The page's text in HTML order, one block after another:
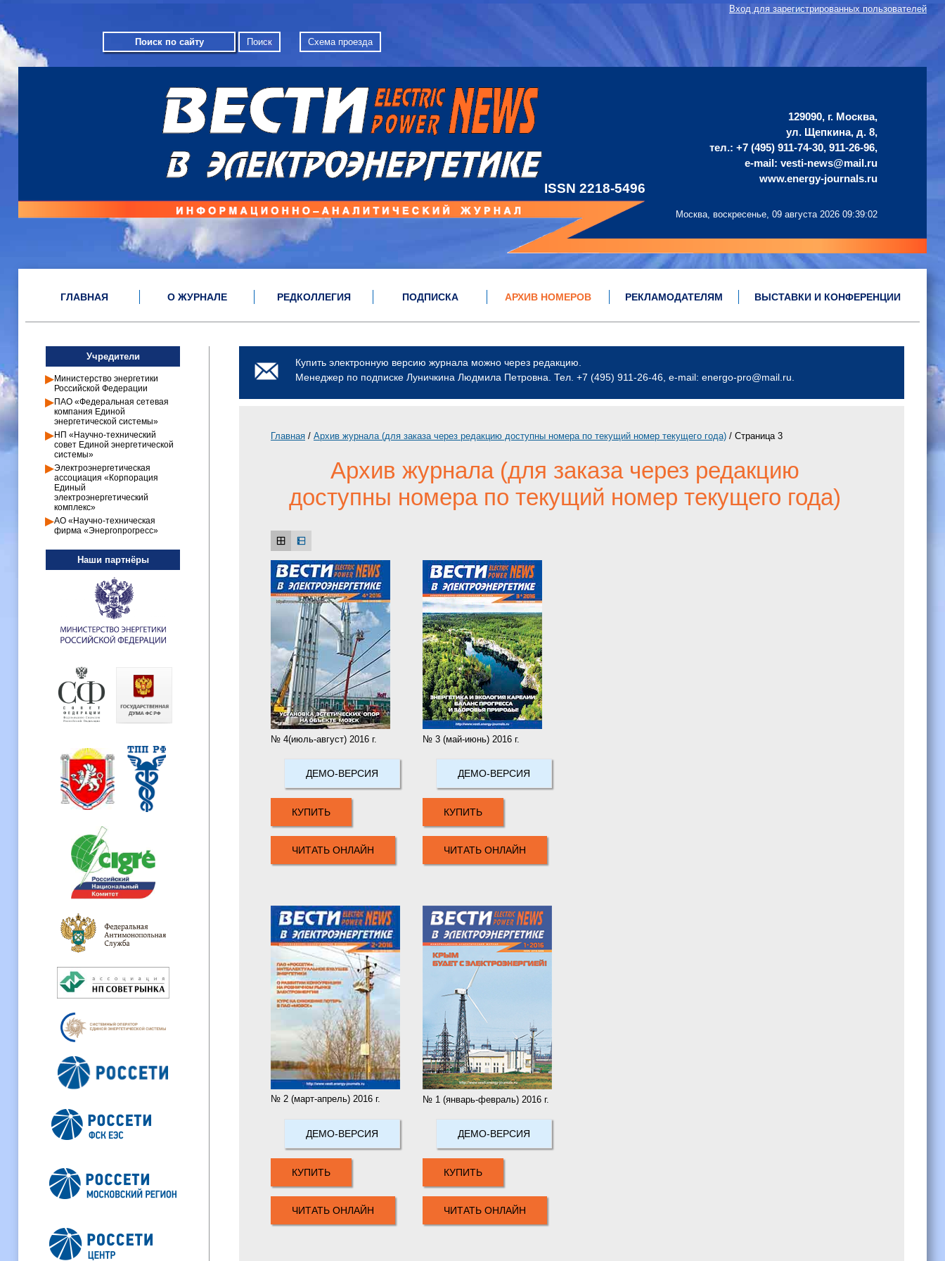
Схема проезда
Вход для зарегистрированных пользователей
129090, г. Москва,
ул. Щепкина, д. 8,
тел.: +7 (495) 911-74-30, 911-26-96,
е-mail: vesti-news@mail.ru
www.energy-journals.ru
ISSN 2218-5496
Москва, воскресенье, 09 августа 2026 09:39:03
ГЛАВНАЯ О ЖУРНАЛЕ РЕДКОЛЛЕГИЯ ПОДПИСКА АРХИВ НОМЕРОВ РЕКЛАМОДАТЕЛЯМ ВЫСТАВКИ И КОНФЕРЕНЦИИ
Купить электронную версию журнала можно через редакцию.
Менеджер по подписке Луничкина Людмила Петровна. Тел. +7 (495) 911-26-46, e-mail: energo-pro@mail.ru.
Главная / Архив журнала (для заказа через редакцию доступны номера по текущий номер текущего года) / Страница 3
Архив журнала (для заказа через редакцию
доступны номера по текущий номер текущего года)
№ 4(июль-август) 2016 г.
ДЕМО-ВЕРСИЯ
КУПИТЬ
ЧИТАТЬ ОНЛАЙН
№ 3 (май-июнь) 2016 г.
ДЕМО-ВЕРСИЯ
КУПИТЬ
ЧИТАТЬ ОНЛАЙН
№ 2 (март-апрель) 2016 г.
ДЕМО-ВЕРСИЯ
КУПИТЬ
ЧИТАТЬ ОНЛАЙН
№ 1 (январь-февраль) 2016 г.
ДЕМО-ВЕРСИЯ
КУПИТЬ
ЧИТАТЬ ОНЛАЙН
Учредители
Министерство энергетики
Российской Федерации
ПАО «Федеральная сетевая
компания Единой
энергетической системы»
НП «Научно-технический
совет Единой энергетической
системы»
Электроэнергетическая
ассоциация «Корпорация
Единый
электроэнергетический
комплекс»
АО «Научно-техническая
фирма «Энергопрогресс»
Наши партнёры